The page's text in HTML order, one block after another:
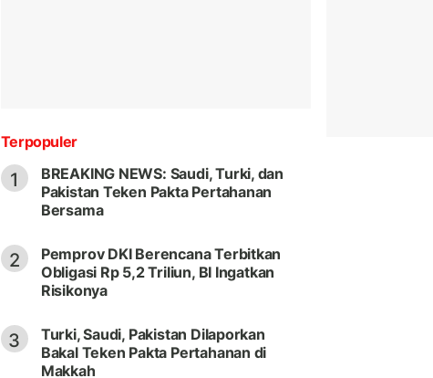
Terpopuler
1
BREAKING NEWS: Saudi, Turki, dan
Pakistan Teken Pakta Pertahanan
Bersama
2
Pemprov DKI Berencana Terbitkan
Obligasi Rp 5,2 Triliun, BI Ingatkan
Risikonya
3
Turki, Saudi, Pakistan Dilaporkan
Bakal Teken Pakta Pertahanan di
Makkah